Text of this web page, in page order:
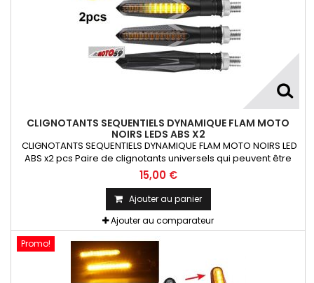
CLIGNOTANTS SEQUENTIELS DYNAMIQUE FLAM MOTO
NOIRS LEDS ABS X2
CLIGNOTANTS SEQUENTIELS DYNAMIQUE FLAM MOTO NOIRS LED
ABS x2 pcs Paire de clignotants universels qui peuvent être
adaptables sur toutes motos ou scooters
15,00 €
Ajouter au panier
Ajouter au comparateur
Promo!